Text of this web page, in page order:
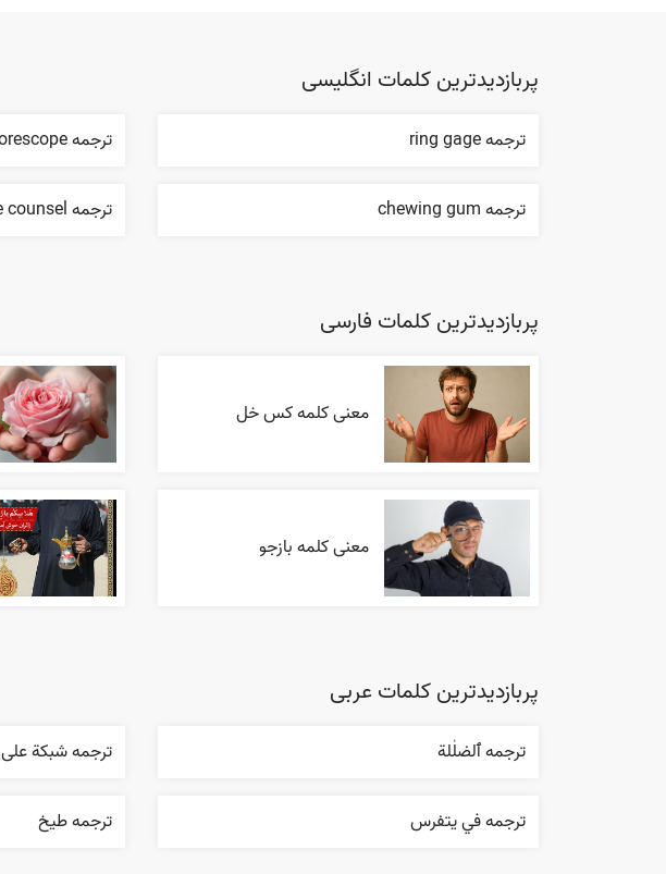
پربازدیدترین کلمات انگلیسی
ترجمه ring gage ترجمه borescope
ترجمه chewing gum ترجمه house counsel
پربازدیدترین کلمات فارسی
معنی کلمه کس خل
معنی کلمه بازجو
پربازدیدترین کلمات عربی
ترجمه ٱلضلٰلة ترجمه شبکة علی
ترجمه في يتفرس ترجمه طيخ